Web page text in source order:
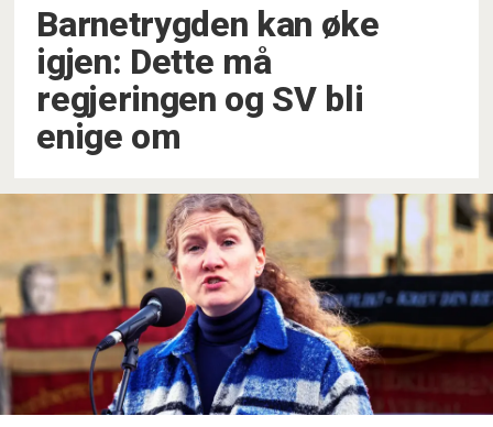
Barnetrygden kan øke
igjen: Dette må
regjeringen og SV bli
enige om